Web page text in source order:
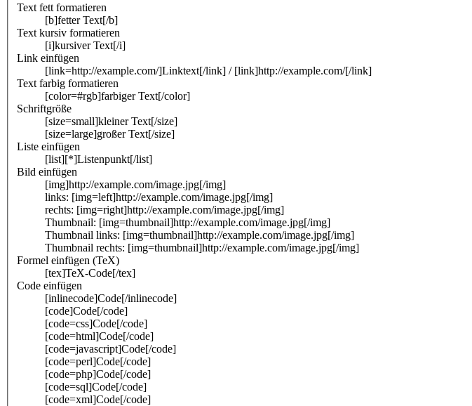
Text fett formatieren
[b]fetter Text[/b]
Text kursiv formatieren
[i]kursiver Text[/i]
Link einfügen
[link=http://example.com/]Linktext[/link] / [link]http://example.com/[/link]
Text farbig formatieren
[color=#rgb]farbiger Text[/color]
Schriftgröße
[size=small]kleiner Text[/size]
[size=large]großer Text[/size]
Liste einfügen
[list][*]Listenpunkt[/list]
Bild einfügen
[img]http://example.com/image.jpg[/img]
links: [img=left]http://example.com/image.jpg[/img]
rechts: [img=right]http://example.com/image.jpg[/img]
Thumbnail: [img=thumbnail]http://example.com/image.jpg[/img]
Thumbnail links: [img=thumbnail]http://example.com/image.jpg[/img]
Thumbnail rechts: [img=thumbnail]http://example.com/image.jpg[/img]
Formel einfügen (TeX)
[tex]TeX-Code[/tex]
Code einfügen
[inlinecode]Code[/inlinecode]
[code]Code[/code]
[code=css]Code[/code]
[code=html]Code[/code]
[code=javascript]Code[/code]
[code=perl]Code[/code]
[code=php]Code[/code]
[code=sql]Code[/code]
[code=xml]Code[/code]